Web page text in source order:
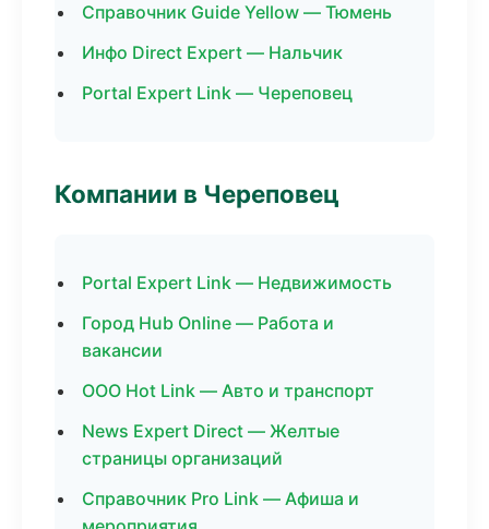
Справочник Guide Yellow — Тюмень
Инфо Direct Expert — Нальчик
Portal Expert Link — Череповец
Компании в Череповец
Portal Expert Link — Недвижимость
Город Hub Online — Работа и
вакансии
ООО Hot Link — Авто и транспорт
News Expert Direct — Желтые
страницы организаций
Справочник Pro Link — Афиша и